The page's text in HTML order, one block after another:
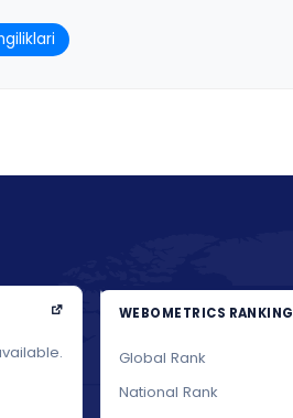
WEBOMETRICS RANKING
Global Rank
National Rank